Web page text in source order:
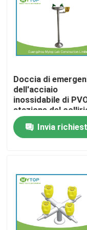
Mobilia del
Mobilia del
Mobilia del
cappa di
Doccia di
dell'acciaio
inossidabile di
stazione del
per industria
Invia